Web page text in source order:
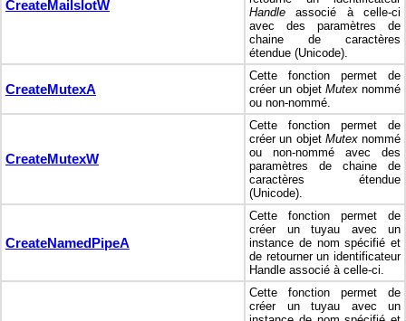
CreateMailslotW
Handle associé à celle-ci
avec des paramètres de
chaine de caractères
étendue (Unicode).
CreateMutexA
Cette fonction permet de
créer un objet Mutexnommé
ou non-nommé.
CreateMutexW
Cette fonction permet de
créer un objet Mutexnommé
ou non-nommé avec des
paramètres de chaine de
caractères étendue
(Unicode).
CreateNamedPipeA
Cette fonction permet de
créer un tuyau avec un
instance de nom spécifié et
de retourner un identificateur
Handle associé à celle-ci.
Cette fonction permet de
créer un tuyau avec un